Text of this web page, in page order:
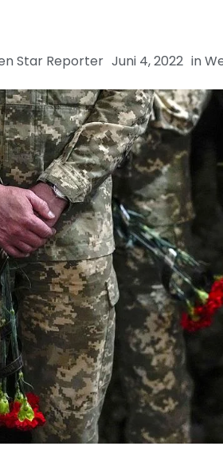
Star Reporter Juni 4, 2022 in